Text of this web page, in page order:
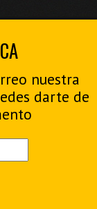
nuestra
darte de